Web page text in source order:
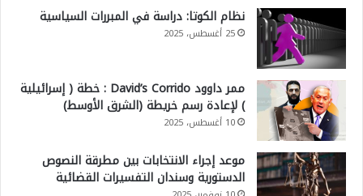
نظام الكوتا: دراسة في المبررات السياسية
25 أغسطس، 2025
ممر داوود David’s Corrido : خطة ( إسرائيلية
) لإعادة رسم خريطة (الشرق الأوسط)
10 أغسطس، 2025
موعد إجراء الانتخابات بين مطرقة النصوص
الدستورية وسندان التفسيرات القضائية